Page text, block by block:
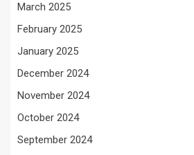
March 2025
February 2025
January 2025
December 2024
November 2024
October 2024
September 2024